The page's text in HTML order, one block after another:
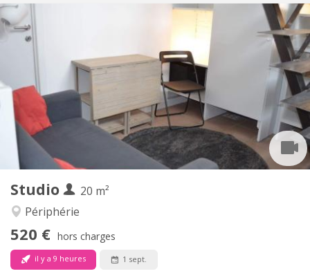
Studio
20 m²
Périphérie
520 € hors charges
il y a 9 heures 1 sept.
Infos Pratiques
Loyer:
520 €
Charges:
Durée:
12 mois, 11 mois
Domiciliation:
Aménagement
Salle de bain:
Privée
Cuisine:
Dans la chambre
Superficie:
20 m
2
Pièces privées: